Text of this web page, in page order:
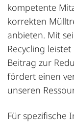
kompetente
korrekten
anbieten. Mit
Recycling
Beitrag zur
fördert einen
unseren
Für spezifische